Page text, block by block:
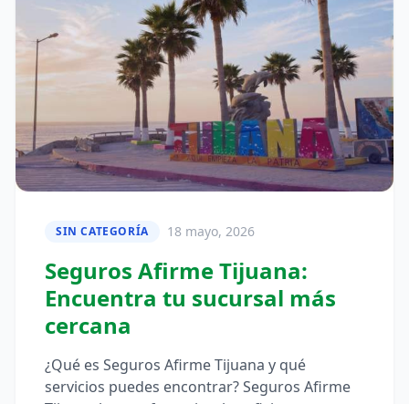
SIN CATEGORÍA 18 mayo, 2026
Seguros Afirme Tijuana:
Encuentra tu sucursal más
cercana
¿Qué es Seguros Afirme Tijuana y qué
servicios puedes encontrar? Seguros Afirme